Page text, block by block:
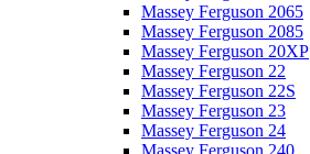
Massey Ferguson 2065
Massey Ferguson 2085
Massey Ferguson 20XP
Massey Ferguson 22
Massey Ferguson 22S
Massey Ferguson 23
Massey Ferguson 24
Massey Ferguson 240